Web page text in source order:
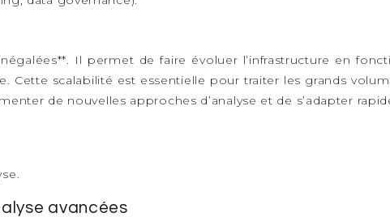
Il permet de faire évoluer l’infrastructure en
Cette scalabilité est essentielle pour traiter les grands
de nouvelles approches d’analyse et de s’adapter
avancées